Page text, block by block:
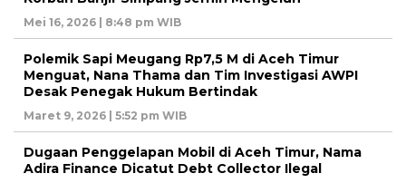
Mei 16, 2026 | 8:48 pm WIB
Polemik Sapi Meugang Rp7,5 M di Aceh Timur
Menguat, Nana Thama dan Tim Investigasi AWPI
Desak Penegak Hukum Bertindak
Maret 9, 2026 | 5:52 pm WIB
Dugaan Penggelapan Mobil di Aceh Timur, Nama
Adira Finance Dicatut Debt Collector Ilegal